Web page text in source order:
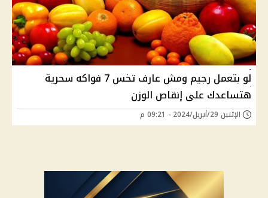
لو بتعمل رجيم ومش عارف تخس 7 فواكه سحرية
هتساعدك على إنقاص الوزن
الإثنين 29/أبريل/2024 - 09:21 م